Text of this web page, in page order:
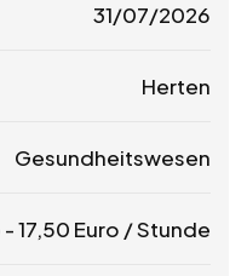
31/07/2026
Herten
Gesundheitswesen
-17,50 Euro / Stunde